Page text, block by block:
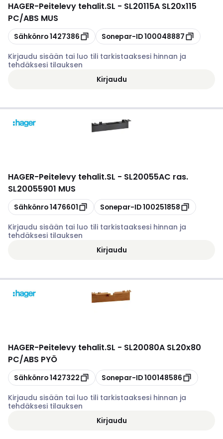
HAGER-Peitelevy tehalit.SL - SL20115A SL20x115
PC/ABS MUS
Kopioi
Sähkönro1427386 Kopioi
Sonepar-ID100048887
Kirjaudu sisään tai luo tili tarkistaaksesi hinnan ja
tehdäksesi tilauksen
Kirjaudu
HAGER-Peitelevy tehalit.SL - SL20055AC ras.
SL20055901 MUS
Kopioi
Sähkönro1476601 Kopioi
Sonepar-ID100251858
Kirjaudu sisään tai luo tili tarkistaaksesi hinnan ja
tehdäksesi tilauksen
Kirjaudu
HAGER-Peitelevy tehalit.SL - SL20080A SL20x80
PC/ABS PYÖ
Kopioi
Sähkönro1427322 Kopioi
Sonepar-ID100148586
Kirjaudu sisään tai luo tili tarkistaaksesi hinnan ja
tehdäksesi tilauksen
Kirjaudu